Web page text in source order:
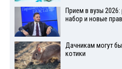
Прием в вузы
набор и новые
Дачникам могут
котики